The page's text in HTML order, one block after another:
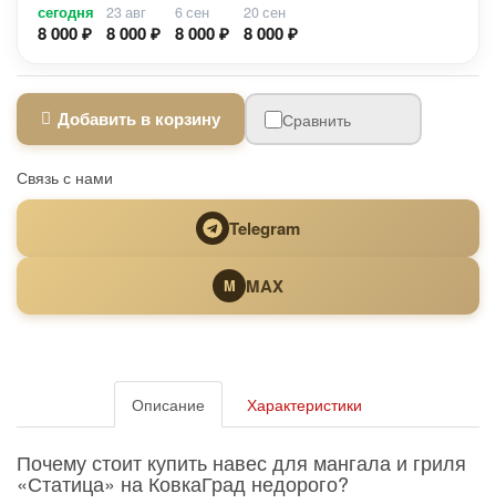
сегодня
8 000 ₽
23 авг
8 000 ₽
6 сен
8 000 ₽
20 сен
8 000 ₽
Добавить в корзину Сравнить
Связь с нами
Telegram
M MAX
Описание Характеристики
Почему стоит купить навес для мангала и гриля
«Статица» на КовкаГрад недорого?